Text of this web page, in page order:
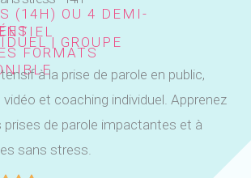
(14H) OU 4 DEMI-
| GROUPE
FORMATS
à la prise de parole en public,
et coaching individuel. Apprenez
prises de parole impactantes et à
sans stress.